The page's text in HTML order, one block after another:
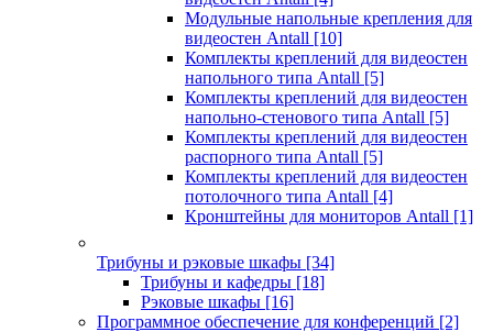
Модульные напольные крепления для
видеостен Antall [10]
Комплекты креплений для видеостен
напольного типа Antall [5]
Комплекты креплений для видеостен
напольно-стенового типа Antall [5]
Комплекты креплений для видеостен
распорного типа Antall [5]
Комплекты креплений для видеостен
потолочного типа Antall [4]
Кронштейны для мониторов Antall [1]
Трибуны и рэковые шкафы [34]
Трибуны и кафедры [18]
Рэковые шкафы [16]
Программное обеспечение для конференций [2]